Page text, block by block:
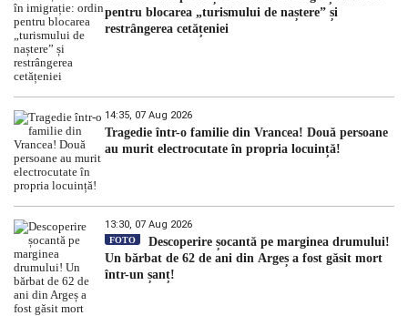
pentru blocarea „turismului de naștere” și
restrângerea cetățeniei
14:35, 07 Aug 2026
Tragedie într-o familie din Vrancea! Două persoane
au murit electrocutate în propria locuință!
13:30, 07 Aug 2026
FOTO
Descoperire șocantă pe marginea drumului!
Un bărbat de 62 de ani din Argeș a fost găsit mort
într-un șanț!